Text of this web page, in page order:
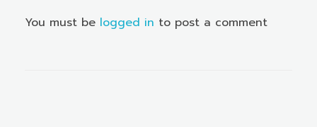
You must be logged in to post a comment